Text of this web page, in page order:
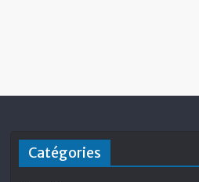
Catégories